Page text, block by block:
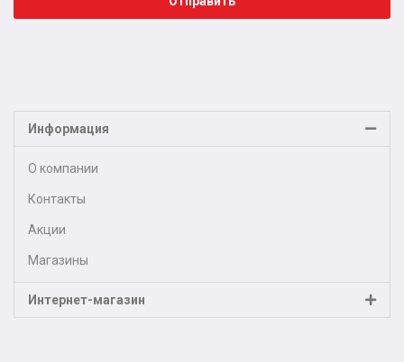
Информация
О компании
Контакты
Акции
Магазины
Интернет-магазин